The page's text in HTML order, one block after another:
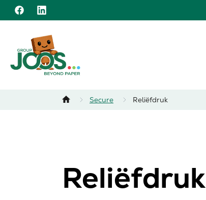
Naar inhoud
FacebookLinkedin
Home Secure Reliëfdruk
Reliëfdruk